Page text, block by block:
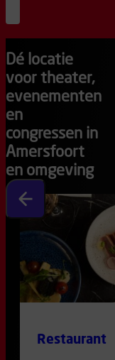
Dé locatie
voor theater,
evenementen
en
congressen in
Amersfoort
en omgeving
Restaurant
Vorige slide